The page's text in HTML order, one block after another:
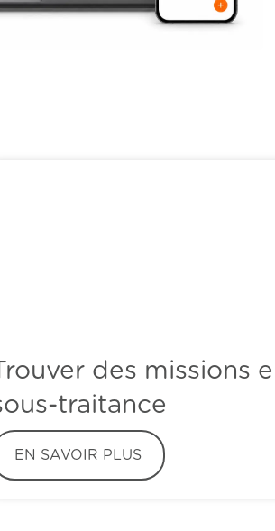
des missions
traitance
EN SAVOIR PLUS